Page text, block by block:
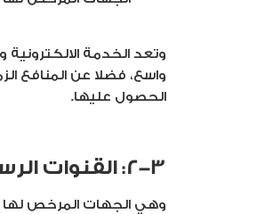
وتعد الخدمة
واسع، فضلا عن المنافع
الحصول عليها.
2-3: القنوات الرسمية:
وهي الجهات المرخص لها